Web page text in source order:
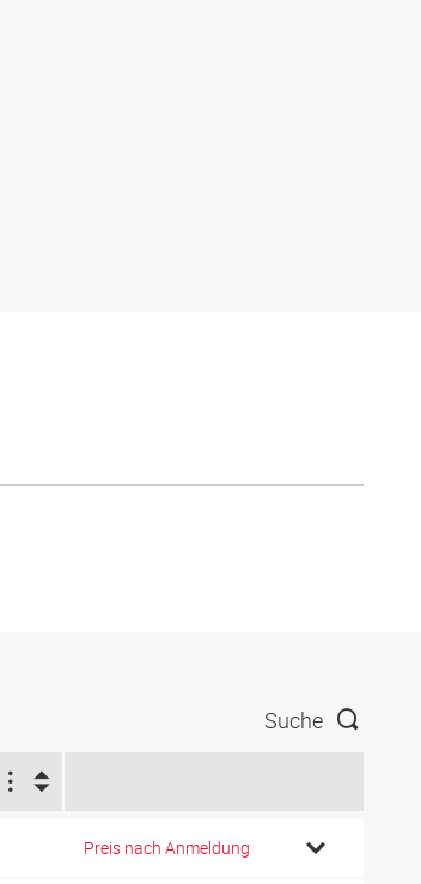
Suche
Preis nach Anmeldung